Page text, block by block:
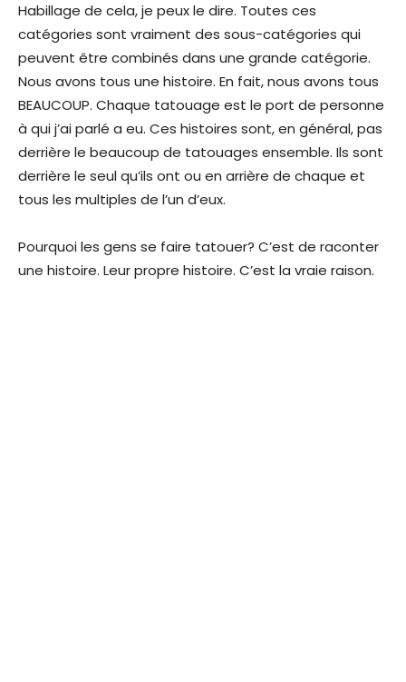
Habillage de cela, je peux le dire. Toutes ces
catégories sont vraiment des sous-catégories qui
peuvent être combinés dans une grande catégorie.
Nous avons tous une histoire. En fait, nous avons tous
BEAUCOUP. Chaque tatouage est le port de personne
à qui j’ai parlé a eu. Ces histoires sont, en général, pas
derrière le beaucoup de tatouages ensemble. Ils sont
derrière le seul qu’ils ont ou en arrière de chaque et
tous les multiples de l’un d’eux.
Pourquoi les gens se faire tatouer? C’est de raconter
une histoire. Leur propre histoire. C’est la vraie raison.